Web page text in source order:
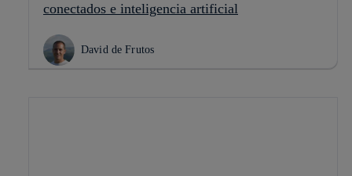
conectados e inteligencia artificial
David de Frutos